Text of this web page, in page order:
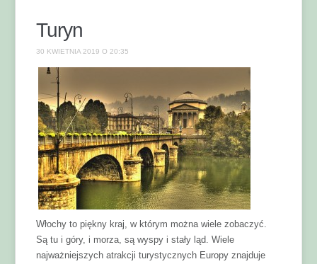
Turyn
30 KWIETNIA 2019 O 20:35
Włochy to piękny kraj, w którym można wiele zobaczyć.
Są tu i góry, i morza, są wyspy i stały ląd. Wiele
najważniejszych atrakcji turystycznych Europy znajduje